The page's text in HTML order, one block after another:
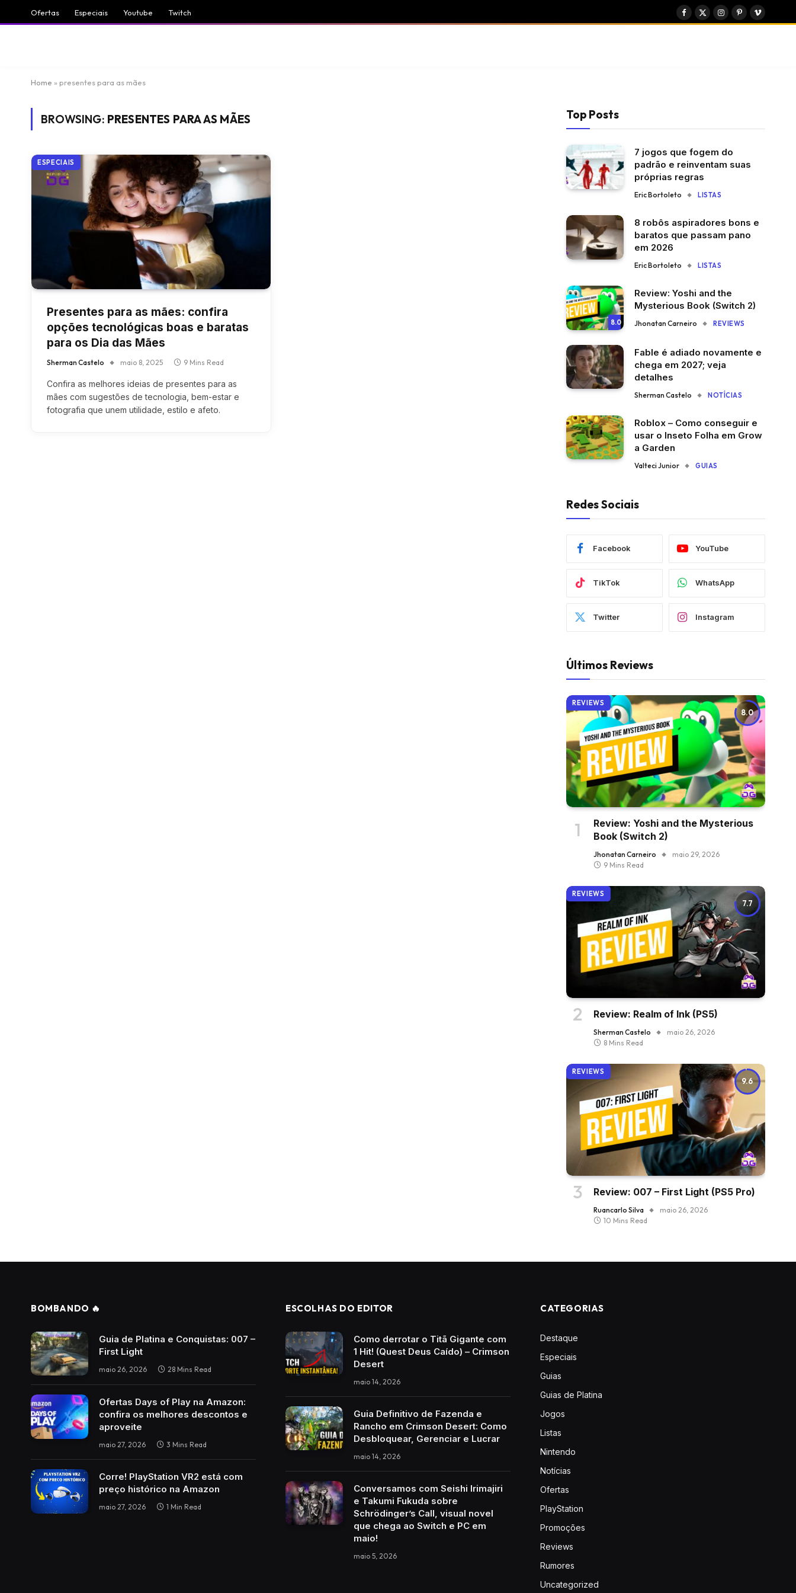
Ofertas Especiais Youtube Twitch
Facebook
X
Instagram
PinterestVimeo
Home » presentes para as mães
BROWSING: PRESENTES PARA AS MÃES
ESPECIAIS
Presentes para as mães: confira
opções tecnológicas boas e baratas
para os Dia das Mães
Sherman Castelo maio 8, 2025 9 Mins Read
Confira as melhores ideias de presentes para as
mães com sugestões de tecnologia, bem-estar e
fotografia que unem utilidade, estilo e afeto.
Top Posts
7 jogos que fogem do
padrão e reinventam suas
próprias regras
Eric Bortoleto LISTAS
8 robôs aspiradores bons e
baratos que passam pano
em 2026
Eric Bortoleto LISTAS
8.0
Review: Yoshi and the
Mysterious Book (Switch 2)
Jhonatan Carneiro REVIEWS
Fable é adiado novamente e
chega em 2027; veja
detalhes
Sherman Castelo NOTÍCIAS
Roblox – Como conseguir e
usar o Inseto Folha em Grow
a Garden
Valteci Junior GUIAS
Redes Sociais
Facebook YouTube
TikTok WhatsApp
Twitter Instagram
Últimos Reviews
8.0
REVIEWS
Review: Yoshi and the Mysterious
Book (Switch 2)
Jhonatan Carneiro
maio 29, 2026
9 Mins Read
7.7
REVIEWS
Review: Realm of Ink (PS5)
Sherman Castelo
maio 26, 2026
8 Mins Read
9.6
REVIEWS
Review: 007 – First Light (PS5 Pro)
Ruancarlo Silva
maio 26, 2026
10 Mins Read
BOMBANDO 🔥
Guia de Platina e Conquistas: 007 –
First Light
maio 26, 2026 28 Mins Read
Ofertas Days of Play na Amazon:
confira os melhores descontos e
aproveite
maio 27, 2026 3 Mins Read
Corre! PlayStation VR2 está com
preço histórico na Amazon
maio 27, 2026 1 Min Read
ESCOLHAS DO EDITOR
Como derrotar o Titã Gigante com
1 Hit! (Quest Deus Caído) – Crimson
Desert
maio 14, 2026
Guia Definitivo de Fazenda e
Rancho em Crimson Desert: Como
Desbloquear, Gerenciar e Lucrar
maio 14, 2026
Conversamos com Seishi Irimajiri
e Takumi Fukuda sobre
Schrödinger’s Call, visual novel
que chega ao Switch e PC em
maio!
maio 5, 2026
CATEGORIAS
Destaque
Especiais
Guias
Guias de Platina
Jogos
Listas
Nintendo
Notícias
Ofertas
PlayStation
Promoções
Reviews
Rumores
Uncategorized